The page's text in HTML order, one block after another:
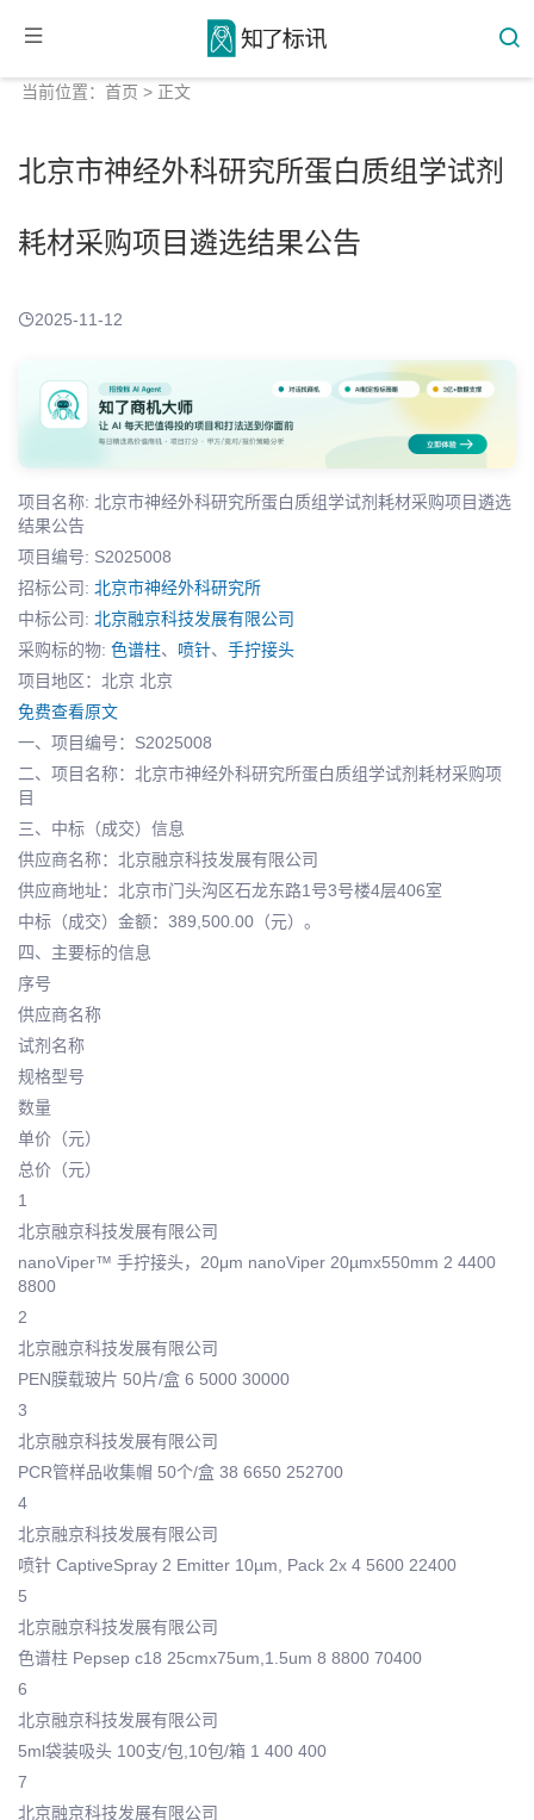
当前位置： 首页 > 正文
北京市神经外科研究所蛋白质组学试剂
耗材采购项目遴选结果公告
2025-11-12
项目名称: 北京市神经外科研究所蛋白质组学试剂耗材采购项目遴选
结果公告
项目编号: S2025008
招标公司: 北京市神经外科研究所
中标公司: 北京融京科技发展有限公司
采购标的物: 色谱柱、 喷针、 手拧接头
项目地区：北京 北京
免费查看原文
一、项目编号：S2025008
二、项目名称：北京市神经外科研究所蛋白质组学试剂耗材采购项
目
三、中标（成交）信息
供应商名称：北京融京科技发展有限公司
供应商地址：北京市门头沟区石龙东路1号3号楼4层406室
中标（成交）金额：389,500.00（元）。
四、主要标的信息
序号
供应商名称
试剂名称
规格型号
数量
单价（元）
总价（元）
1
北京融京科技发展有限公司
nanoViper™ 手拧接头，20μm nanoViper 20µmx550mm 2 4400
8800
2
北京融京科技发展有限公司
PEN膜载玻片 50片/盒 6 5000 30000
3
北京融京科技发展有限公司
PCR管样品收集帽 50个/盒 38 6650 252700
4
北京融京科技发展有限公司
喷针 CaptiveSpray 2 Emitter 10µm, Pack 2x 4 5600 22400
5
北京融京科技发展有限公司
色谱柱 Pepsep c18 25cmx75um,1.5um 8 8800 70400
6
北京融京科技发展有限公司
5ml袋装吸头 100支/包,10包/箱 1 400 400
7
北京融京科技发展有限公司